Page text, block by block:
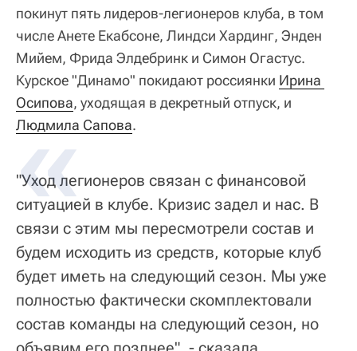
покинут пять лидеров-легионеров клуба, в том
числе Анете Екабсоне, Линдси Хардинг, Энден
Мийем, Фрида Элдебринк и Симон Огастус.
Курское "Динамо" покидают россиянки Ирина
Осипова, уходящая в декретный отпуск, и
Людмила Сапова.
"Уход легионеров связан с финансовой
ситуацией в клубе. Кризис задел и нас. В
связи с этим мы пересмотрели состав и
будем исходить из средств, которые клуб
будет иметь на следующий сезон. Мы уже
полностью фактически скомплектовали
состав команды на следующий сезон, но